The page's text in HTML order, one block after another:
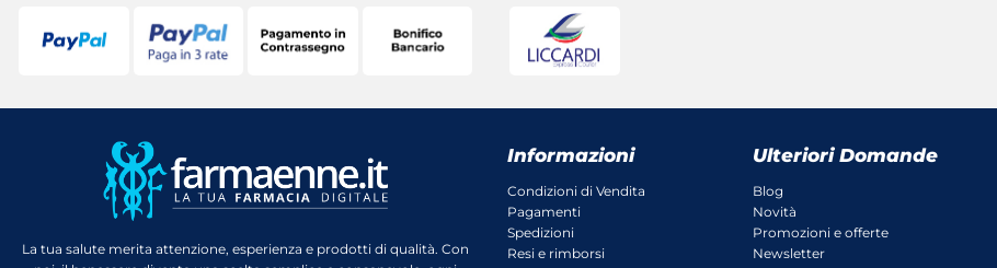
La tua salute merita attenzione, esperienza e prodotti di qualità. Con
Informazioni
Condizioni di Vendita
Pagamenti
Spedizioni
Resi e rimborsi
Ulteriori Domande
Blog
Novità
Promozioni e offerte
Newsletter